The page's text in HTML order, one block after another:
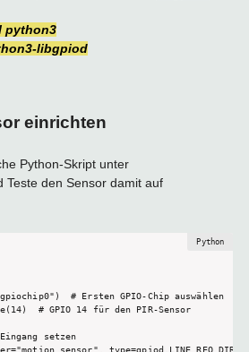
python3
libgpiod
einrichten
Python-Skript unter
Teste den Sensor damit auf
# Ersten GPIO-Chip auswählen
# GPIO 14 für den PIR-Sensor
setzen